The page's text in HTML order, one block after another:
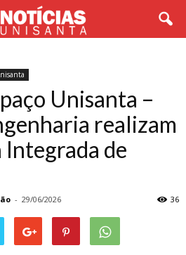
Unisanta –
realizam
Integrada de
- 29/06/2026 36